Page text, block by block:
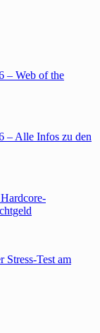
– Web of the
– Alle Infos zu den
Test am